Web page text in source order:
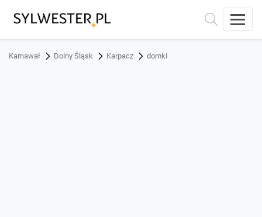
Karnawał Dolny Śląsk Karpacz domki